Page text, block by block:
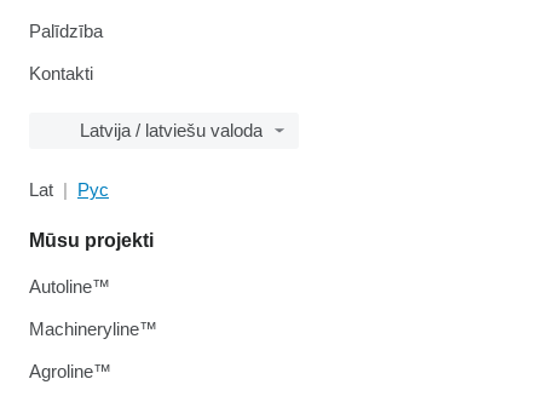
Palīdzība
Kontakti
Latvija / latviešu valoda
Lat Рус
Mūsu projekti
Autoline™
Machineryline™
Agroline™